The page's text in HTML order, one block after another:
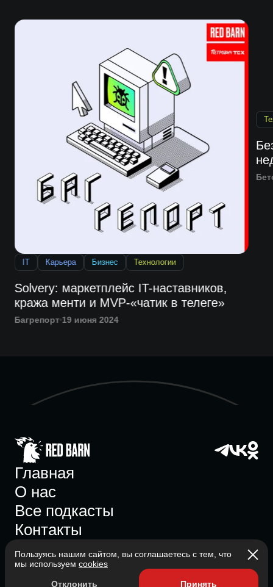
IT Карьера Бизнес Технологии
Solvery: маркетплейс IT-наставников,
кража менти и MVP-«чатик в телеге»
Багрепорт 19 июня 2024
Главная
О нас
Все подкасты
Контакты
Пользуясь нашим сайтом, вы соглашаетесь с тем, что
мы используем cookies
Отклонить Принять